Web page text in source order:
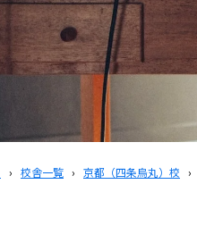
› 校舎一覧 › 京都（四条烏丸）校 ›